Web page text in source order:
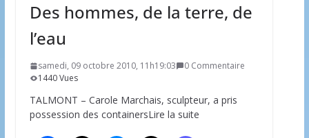
Des hommes, de la terre, de
l’eau
samedi, 09 octobre 2010, 11h19:03
0 Commentaire
1440 Vues
TALMONT – Carole Marchais, sculpteur, a pris
possession des containersLire la suite